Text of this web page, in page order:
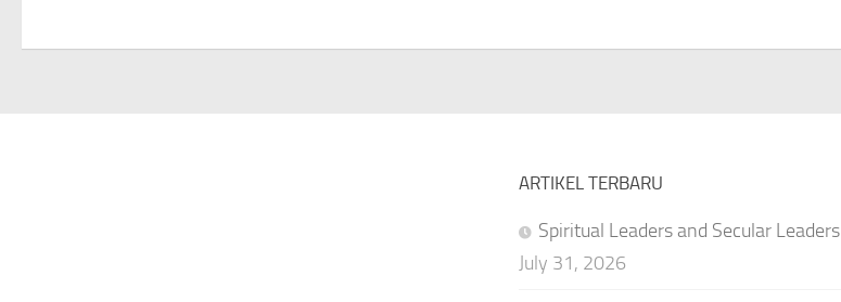
ARTIKEL TERBARU
Spiritual Leaders and Secular Leaders
July 31, 2026